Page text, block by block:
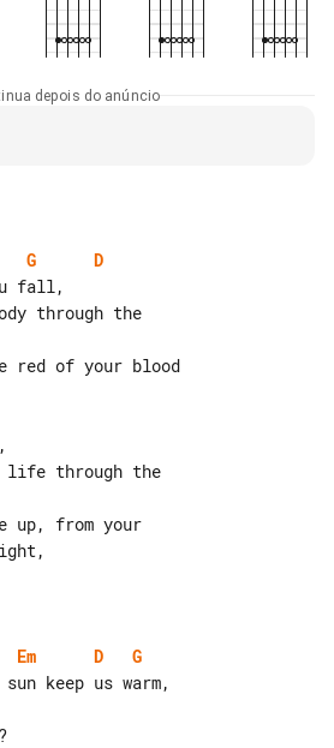
depois do anúncio
G
D
through the
red of your blood
life through the
from your
Em D
G